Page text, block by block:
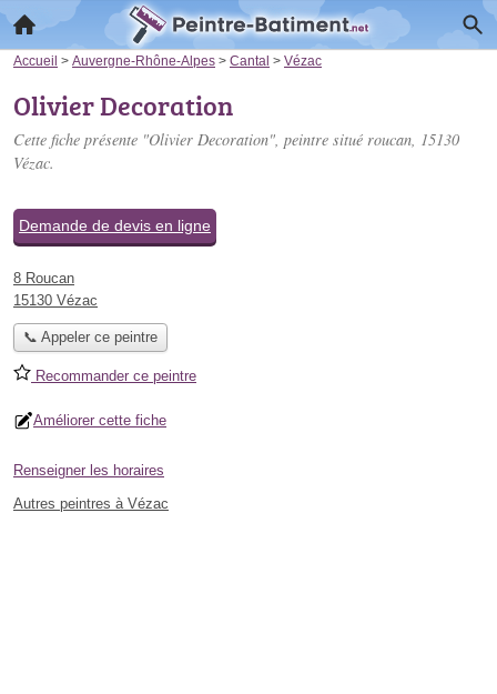
Accueil > Auvergne-Rhône-Alpes > Cantal > Vézac
Olivier Decoration
Cette fiche présente "Olivier Decoration", peintre situé roucan, 15130
Vézac.
Demande de devis en ligne
8 Roucan
15130 Vézac
📞 Appeler ce peintre
Recommander ce peintre
Améliorer cette fiche
Renseigner les horaires
Autres peintres à Vézac